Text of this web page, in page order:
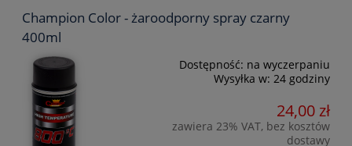
Champion Color - żaroodporny spray czarny
400ml
Dostępność: na wyczerpaniu
Wysyłka w: 24 godziny
24,00 zł
zawiera 23% VAT, bez kosztów
dostawy